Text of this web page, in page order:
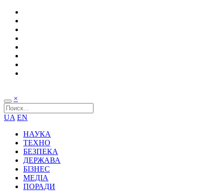
×
UA EN
НАУКА
ТЕХНО
БЕЗПЕКА
ДЕРЖАВА
БІЗНЕС
МЕДІА
ПОРАДИ